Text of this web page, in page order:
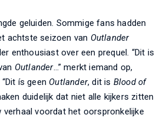
geluiden. Sommige fans hadden
achtste seizoen van Outlander
enthousiast over een prequel. “Dit is
Outlander…” merkt iemand op,
ís geen Outlander, dit is Blood of
duidelijk dat niet alle kijkers zitten
voordat het oorspronkelijke